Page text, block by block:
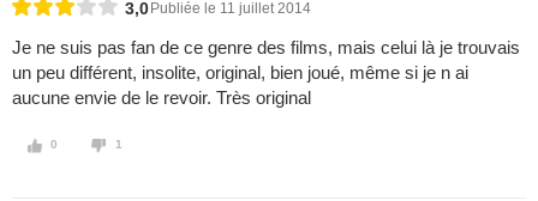
3,0 Publiée le 11 juillet 2014
Je ne suis pas fan de ce genre des films, mais celui là je trouvais
un peu différent, insolite, original, bien joué, même si je n ai
aucune envie de le revoir. Très original
0 1